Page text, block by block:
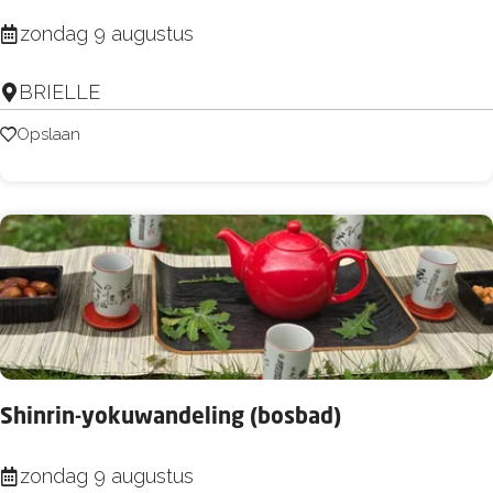
I
i
z
a
r
k
e
t
zondag 9 augustus
BRIELLE
Opslaan
Opslaan
Shinrin-yokuwandeling (bosbad)
S zondag 9 augustus